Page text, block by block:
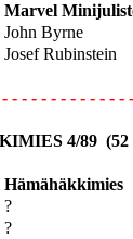
Marvel
John Byrne
Josef Rubinstein
- - - - - - - - - - - -
4/89 (52
Hämähäkkimies
?
?